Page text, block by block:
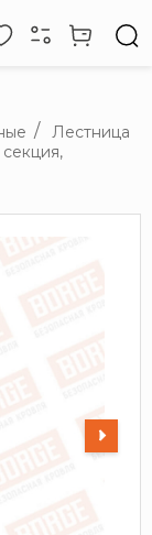
Лестница